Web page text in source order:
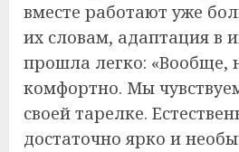
вместе работают уже
их словам, адаптация в
прошла легко: «Вообще,
комфортно. Мы
своей тарелке.
достаточно ярко и